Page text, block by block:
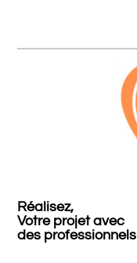
Réalisez,
Votre projet avec
des professionnels